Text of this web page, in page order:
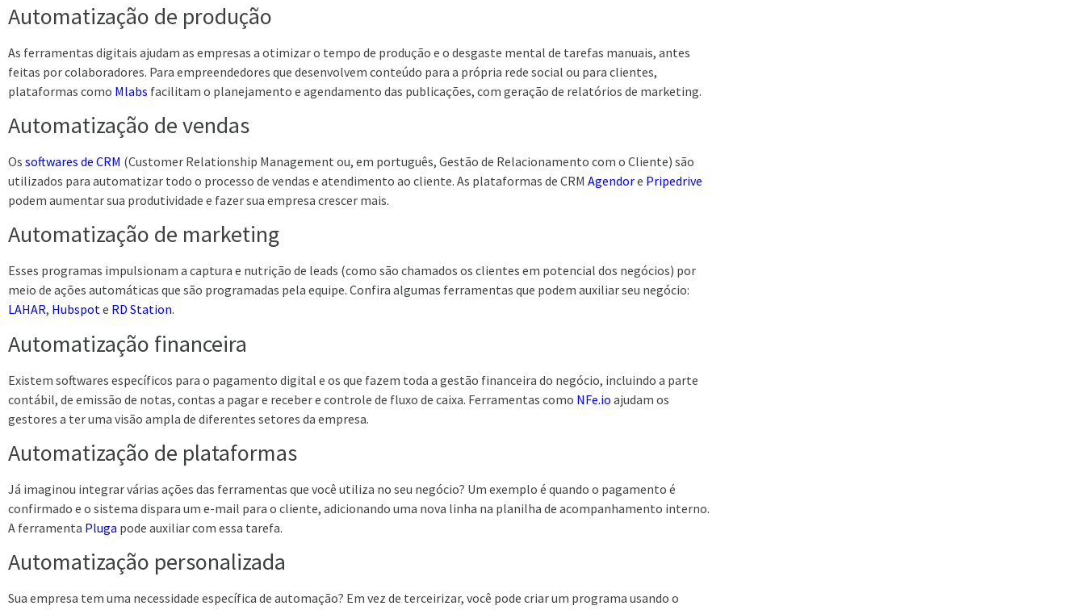
Automatização de produção
As ferramentas digitais ajudam as empresas a otimizar o tempo de produção e o desgaste mental de tarefas manuais, antes
feitas por colaboradores. Para empreendedores que desenvolvem conteúdo para a própria rede social ou para clientes,
plataformas como Mlabs facilitam o planejamento e agendamento das publicações, com geração de relatórios de marketing.
Automatização de vendas
Os softwares de CRM (Customer Relationship Management ou, em português, Gestão de Relacionamento com o Cliente) são
utilizados para automatizar todo o processo de vendas e atendimento ao cliente. As plataformas de CRM Agendore Pripedrive
podem aumentar sua produtividade e fazer sua empresa crescer mais.
Automatização de marketing
Esses programas impulsionam a captura e nutrição de leads (como são chamados os clientes em potencial dos negócios) por
meio de ações automáticas que são programadas pela equipe. Confira algumas ferramentas que podem auxiliar seu negócio:
LAHAR, Hubspote RD Station.
Automatização financeira
Existem softwares específicos para o pagamento digital e os que fazem toda a gestão financeira do negócio, incluindo a parte
contábil, de emissão de notas, contas a pagar e receber e controle de fluxo de caixa. Ferramentas como NFe.io ajudam os
gestores a ter uma visão ampla de diferentes setores da empresa.
Automatização de plataformas
Já imaginou integrar várias ações das ferramentas que você utiliza no seu negócio? Um exemplo é quando o pagamento é
confirmado e o sistema dispara um e-mail para o cliente, adicionando uma nova linha na planilha de acompanhamento interno.
A ferramenta Pluga pode auxiliar com essa tarefa.
Automatização personalizada
Sua empresa tem uma necessidade específica de automação? Em vez de terceirizar, você pode criar um programa usando o